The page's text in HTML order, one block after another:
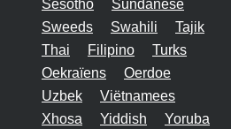
Sesotho
Sundanese
Sweeds
Swahili
Tajik
Thai
Filipino
Turks
Oekraïens
Oerdoe
Uzbek
Viëtnamees
Xhosa
Yiddish Yoruba